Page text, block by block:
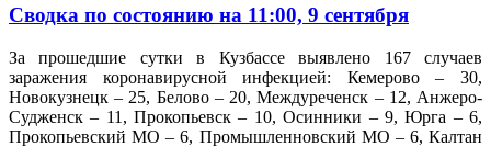
Сводка по состоянию на 11:00, 9 сентября
За прошедшие сутки в Кузбассе выявлено 167 случаев
заражения коронавирусной инфекцией: Кемерово – 30,
Новокузнецк – 25, Белово – 20, Междуреченск – 12, Анжеро-
Судженск – 11, Прокопьевск – 10, Осинники – 9, Юрга – 6,
Прокопьевский МО – 6, Промышленновский МО – 6, Калтан